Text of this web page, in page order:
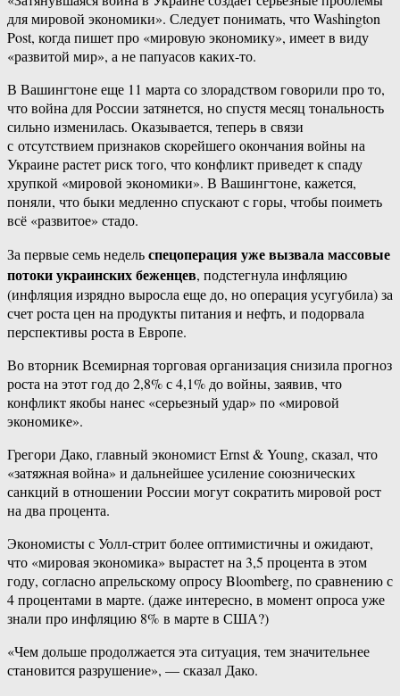
для мировой экономики». Следует понимать, что Washington
Post, когда пишет про «мировую экономику», имеет в виду
«развитой мир», а не папуасов каких-то.
В Вашингтоне еще 11 марта со злорадством говорили про то,
что война для России затянется, но спустя месяц тональность
сильно изменилась. Оказывается, теперь в связи
с отсутствием признаков скорейшего окончания войны на
Украине растет риск того, что конфликт приведет к спаду
хрупкой «мировой экономики». В Вашингтоне, кажется,
поняли, что быки медленно спускают с горы, чтобы поиметь
всё «развитое» стадо.
За первые семь недельспецоперация уже вызвала массовые
потоки украинских беженцев, подстегнула инфляцию
(инфляция изрядно выросла еще до, но операция усугубила) за
счет роста цен на продукты питания и нефть, и подорвала
перспективы роста в Европе.
Во вторник Всемирная торговая организация снизила прогноз
роста на этот год до 2,8% с 4,1% до войны, заявив, что
конфликт якобы нанес «серьезный удар» по «мировой
экономике».
Грегори Дако, главный экономист Ernst & Young, сказал, что
«затяжная война» и дальнейшее усиление союзнических
санкций в отношении России могут сократить мировой рост
на два процента.
Экономисты с Уолл-​стрит более оптимистичны и ожидают,
что «мировая экономика» вырастет на 3,5 процента в этом
году, согласно апрельскому опросу Bloomberg, по сравнению с
4 процентами в марте. (даже интересно, в момент опроса уже
знали про инфляцию 8% в марте в США?)
«Чем дольше продолжается эта ситуация, тем значительнее
становится разрушение», — сказал Дако.